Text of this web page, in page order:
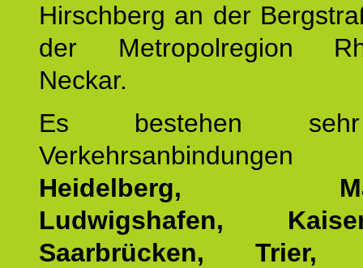
Hirschberg an der
der Metropolregion
Neckar.
Es bestehen
Heidelberg,
Ludwigshafen,
Saarbrücken, Trier,